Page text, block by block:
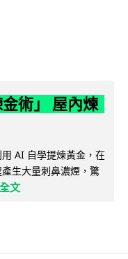
術」 屋內煉
AI 自學提煉黃金，在
生大量刺鼻濃煙，驚
文